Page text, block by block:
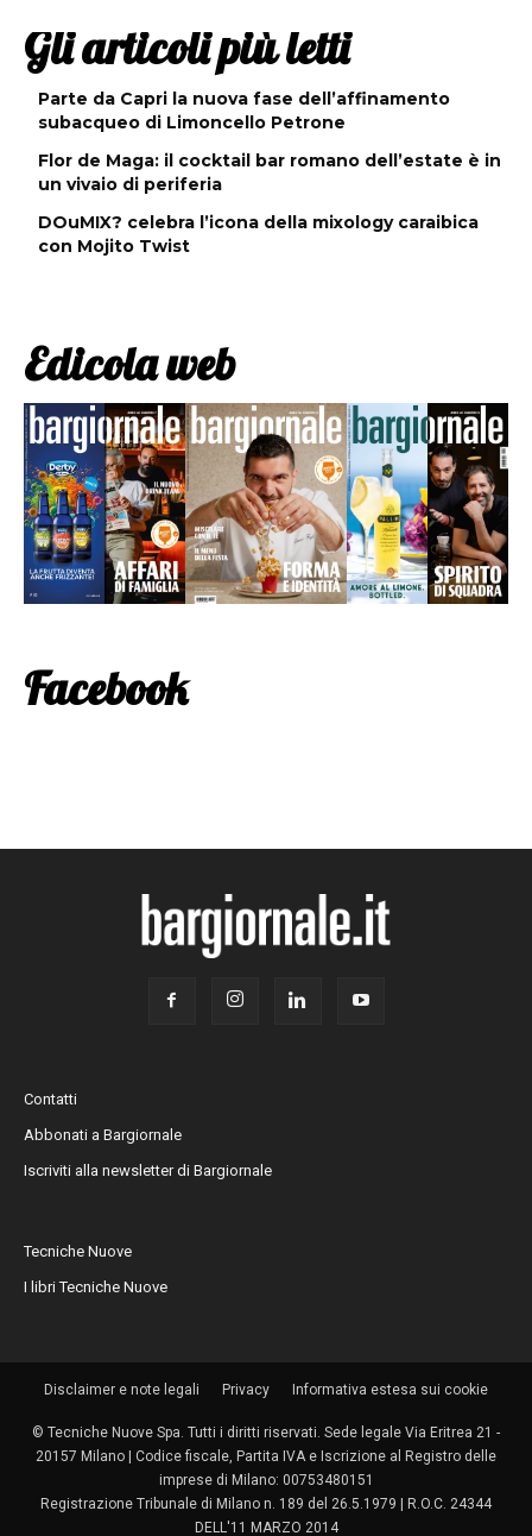
Gli articoli più letti
Parte da Capri la nuova fase dell’affinamento
subacqueo di Limoncello Petrone
Flor de Maga: il cocktail bar romano dell’estate è in
un vivaio di periferia
DOuMIX? celebra l’icona della mixology caraibica
con Mojito Twist
Edicola web
Facebook
Contatti
Abbonati a Bargiornale
Iscriviti alla newsletter di Bargiornale
Tecniche Nuove
I libri Tecniche Nuove
Disclaimer e note legali Privacy Informativa estesa sui cookie
© Tecniche Nuove Spa. Tutti i diritti riservati. Sede legale Via Eritrea 21 -
20157 Milano | Codice fiscale, Partita IVA e Iscrizione al Registro delle
imprese di Milano: 00753480151
Registrazione Tribunale di Milano n. 189 del 26.5.1979 | R.O.C. 24344
DELL'11 MARZO 2014